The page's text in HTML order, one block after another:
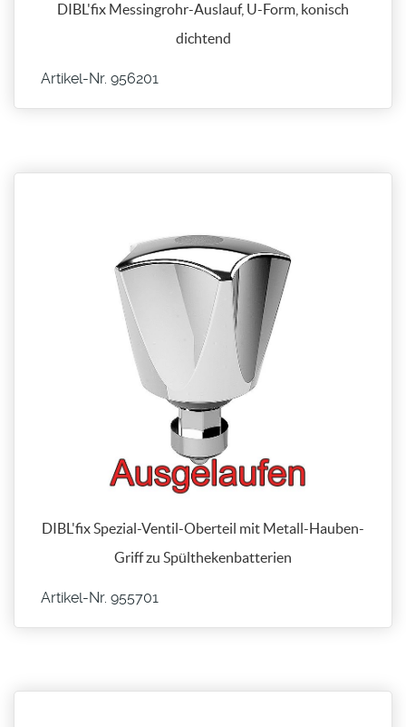
DIBL'fix Messingrohr-Auslauf, U-Form, konisch
dichtend
Artikel-Nr. 956201
DIBL'fix Spezial-Ventil-Oberteil mit Metall-Hauben-
Griff zu Spülthekenbatterien
Artikel-Nr. 955701